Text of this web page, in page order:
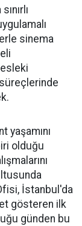
sinema
yaşamını
olduğu
İstanbul'da
gösteren ilk
günden bu